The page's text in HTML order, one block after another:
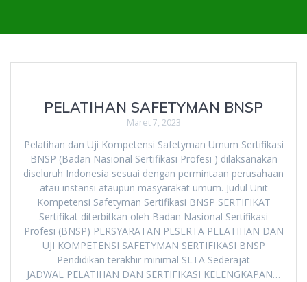
PELATIHAN SAFETYMAN BNSP
Maret 7, 2023
Pelatihan dan Uji Kompetensi Safetyman Umum Sertifikasi
BNSP (Badan Nasional Sertifikasi Profesi ) dilaksanakan
diseluruh Indonesia sesuai dengan permintaan perusahaan
atau instansi ataupun masyarakat umum. Judul Unit
Kompetensi Safetyman Sertifikasi BNSP SERTIFIKAT
Sertifikat diterbitkan oleh Badan Nasional Sertifikasi
Profesi (BNSP) PERSYARATAN PESERTA PELATIHAN DAN
UJI KOMPETENSI SAFETYMAN SERTIFIKASI BNSP
Pendidikan terakhir minimal SLTA Sederajat
JADWAL PELATIHAN DAN SERTIFIKASI KELENGKAPAN…